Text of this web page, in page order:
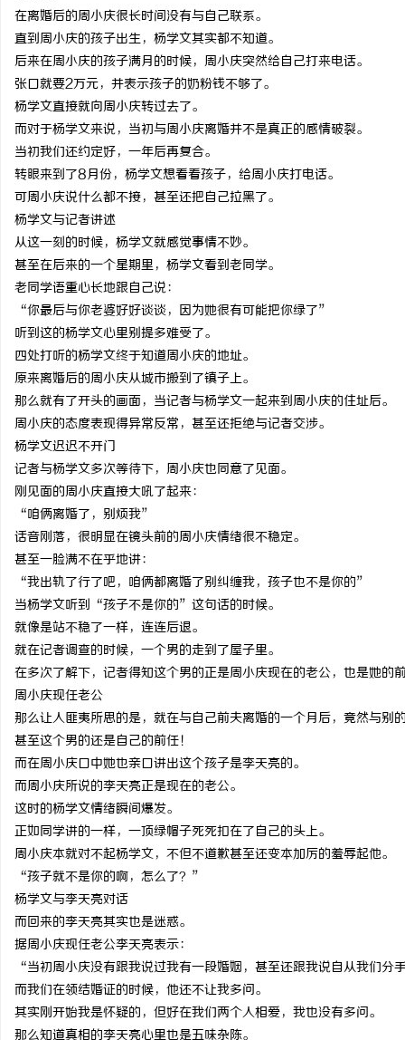
在离婚后的周小庆很长时间没有与自己联系。
直到周小庆的孩子出生，杨学文其实都不知道。
后来在周小庆的孩子满月的时候，周小庆突然给自己打来电话。
张口就要2万元，并表示孩子的奶粉钱不够了。
杨学文直接就向周小庆转过去了。
而对于杨学文来说，当初与周小庆离婚并不是真正的感情破裂。
当初我们还约定好，一年后再复合。
转眼来到了8月份，杨学文想看看孩子，给周小庆打电话。
可周小庆说什么都不接，甚至还把自己拉黑了。
杨学文与记者讲述
从这一刻的时候，杨学文就感觉事情不妙。
甚至在后来的一个星期里，杨学文看到老同学。
老同学语重心长地跟自己说：
“你最后与你老婆好好谈谈，因为她很有可能把你绿了”
听到这的杨学文心里别提多难受了。
四处打听的杨学文终于知道周小庆的地址。
原来离婚后的周小庆从城市搬到了镇子上。
那么就有了开头的画面，当记者与杨学文一起来到周小庆的住址后。
周小庆的态度表现得异常反常，甚至还拒绝与记者交涉。
杨学文迟迟不开门
记者与杨学文多次等待下，周小庆也同意了见面。
刚见面的周小庆直接大吼了起来：
“咱俩离婚了，别烦我”
话音刚落，很明显在镜头前的周小庆情绪很不稳定。
甚至一脸满不在乎地讲：
“我出轨了行了吧，咱俩都离婚了别纠缠我，孩子也不是你的”
当杨学文听到“孩子不是你的”这句话的时候。
就像是站不稳了一样，连连后退。
就在记者调查的时候，一个男的走到了屋子里。
在多次了解下，记者得知这个男的正是周小庆现在的老公，也是她的
周小庆现任老公
那么让人匪夷所思的是，就在与自己前夫离婚的一个月后，竟然与别
甚至这个男的还是自己的前任！
而在周小庆口中她也亲口讲出这个孩子是李天亮的。
而周小庆所说的李天亮正是现在的老公。
这时的杨学文情绪瞬间爆发。
正如同学讲的一样，一顶绿帽子死死扣在了自己的头上。
周小庆本就对不起杨学文，不但不道歉甚至还变本加厉的羞辱起他。
“孩子就不是你的啊，怎么了？”
杨学文与李天亮对话
而回来的李天亮其实也是迷惑。
据周小庆现任老公李天亮表示：
“当初周小庆没有跟我说过我有一段婚姻，甚至还跟我说自从我们分
而我们在领结婚证的时候，他还不让我多问。
其实刚开始我是怀疑的，但好在我们两个人相爱，我也没有多问。
那么知道真相的李天亮心里也是五味杂陈。